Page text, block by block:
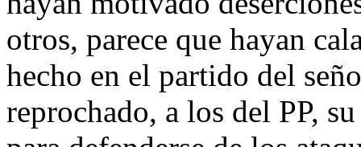
otros, parece que hayan
hecho en el partido del
reprochado, a los del PP,